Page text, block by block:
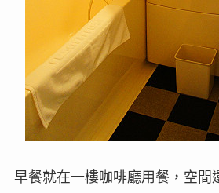
早餐就在一樓咖啡廳用餐，空間